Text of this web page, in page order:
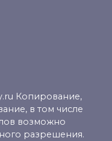
Копирование,
в том числе
возможно
разрешения.